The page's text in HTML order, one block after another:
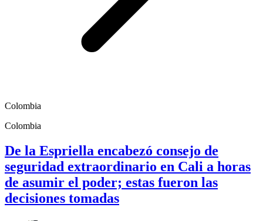
Colombia
Colombia
De la Espriella encabezó consejo de
seguridad extraordinario en Cali a horas
de asumir el poder; estas fueron las
decisiones tomadas